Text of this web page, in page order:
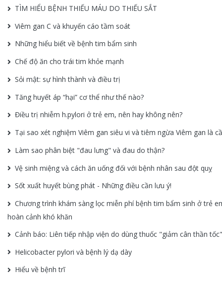
TÌM HIỂU BỆNH THIẾU MÁU DO THIẾU SẮT
Viêm gan C và khuyến cáo tầm soát
Những hiểu biết về bệnh tim bẩm sinh
Chế độ ăn cho trái tim khỏe mạnh
Sỏi mật: sự hình thành và điều trị
Tăng huyết áp “hại” cơ thể như thế nào?
Điều trị nhiễm h.pylori ở trẻ em, nên hay không nên?
Tại sao xét nghiệm Viêm gan siêu vi và tiêm ngừa Viêm gan là
Làm sao phân biệt "đau lưng" và đau do thận?
Vệ sinh miệng và cách ăn uống đối với bệnh nhân sau đột quỵ
Sốt xuất huyết bùng phát - Những điều cần lưu ý!
Chương trình khám sàng lọc miễn phí bệnh tim bẩm sinh ở trẻ
hoàn cảnh khó khăn
Cảnh báo: Liên tiếp nhập viện do dùng thuốc "giảm cân thần tốc"
Helicobacter pylori và bệnh lý dạ dày
Hiểu về bệnh trĩ